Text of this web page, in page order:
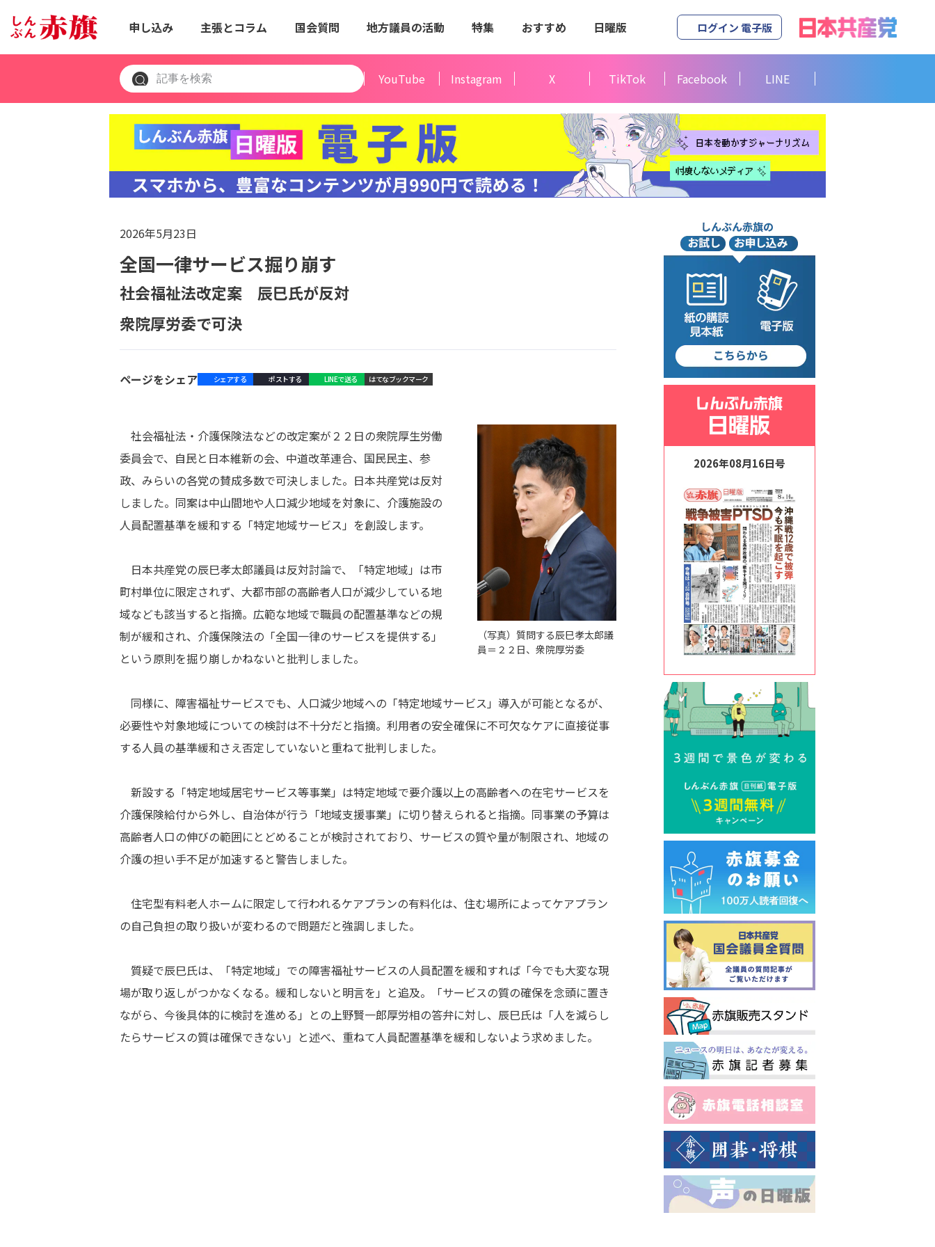
申し込み 主張とコラム 国会質問 地方議員の活動 特集 おすすめ 日曜版 ログイン 電子版
YouTube Instagram X TikTok Facebook LINE
2026年5月23日
全国一律サービス掘り崩す
社会福祉法改定案 辰巳氏が反対
衆院厚労委で可決
ページをシェア シェアする ポストする LINEで送る はてなブックマーク
（写真）質問する辰巳孝太郎議
員＝２２日、衆院厚労委
社会福祉法・介護保険法などの改定案が２２日の衆院厚生労働
委員会で、自民と日本維新の会、中道改革連合、国民民主、参
政、みらいの各党の賛成多数で可決しました。日本共産党は反対
しました。同案は中山間地や人口減少地域を対象に、介護施設の
人員配置基準を緩和する「特定地域サービス」を創設します。
日本共産党の辰巳孝太郎議員は反対討論で、「特定地域」は市
町村単位に限定されず、大都市部の高齢者人口が減少している地
域なども該当すると指摘。広範な地域で職員の配置基準などの規
制が緩和され、介護保険法の「全国一律のサービスを提供する」
という原則を掘り崩しかねないと批判しました。
同様に、障害福祉サービスでも、人口減少地域への「特定地域サービス」導入が可能となるが、
必要性や対象地域についての検討は不十分だと指摘。利用者の安全確保に不可欠なケアに直接従事
する人員の基準緩和さえ否定していないと重ねて批判しました。
新設する「特定地域居宅サービス等事業」は特定地域で要介護以上の高齢者への在宅サービスを
介護保険給付から外し、自治体が行う「地域支援事業」に切り替えられると指摘。同事業の予算は
高齢者人口の伸びの範囲にとどめることが検討されており、サービスの質や量が制限され、地域の
介護の担い手不足が加速すると警告しました。
住宅型有料老人ホームに限定して行われるケアプランの有料化は、住む場所によってケアプラン
の自己負担の取り扱いが変わるので問題だと強調しました。
質疑で辰巳氏は、「特定地域」での障害福祉サービスの人員配置を緩和すれば「今でも大変な現
場が取り返しがつかなくなる。緩和しないと明言を」と追及。「サービスの質の確保を念頭に置き
ながら、今後具体的に検討を進める」との上野賢一郎厚労相の答弁に対し、辰巳氏は「人を減らし
たらサービスの質は確保できない」と述べ、重ねて人員配置基準を緩和しないよう求めました。
2026年08月16日号